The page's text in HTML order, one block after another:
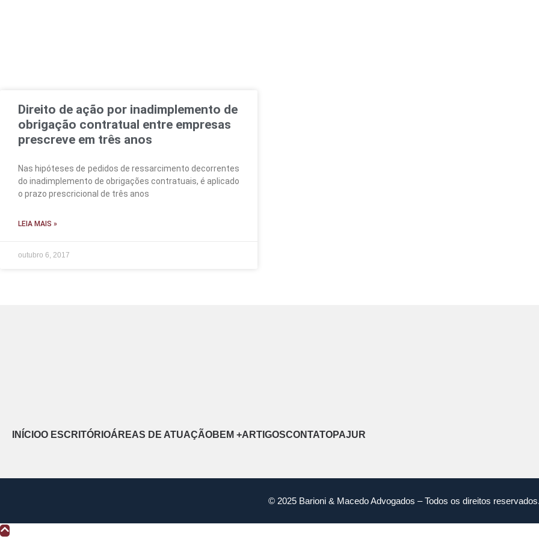
Direito de ação por inadimplemento de
obrigação contratual entre empresas
prescreve em três anos
Nas hipóteses de pedidos de ressarcimento decorrentes
do inadimplemento de obrigações contratuais, é aplicado
o prazo prescricional de três anos
LEIA MAIS »
outubro 6, 2017
INÍCIOO ESCRITÓRIOÁREAS DE ATUAÇÃOBEM +ARTIGOSCONTATOPAJUR
© 2025 Barioni & Macedo Advogados – Todos os direitos